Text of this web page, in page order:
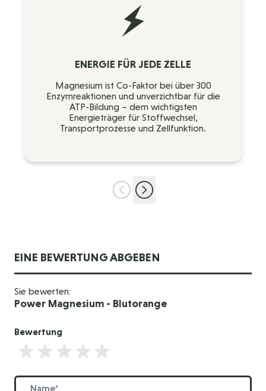
ENERGIE FÜR JEDE ZELLE
Magnesium ist Co-Faktor bei über 300
Enzymreaktionen und unverzichtbar für die
ATP-Bildung – dem wichtigsten
Energieträger für Stoffwechsel,
Transportprozesse und Zellfunktion.
EINE BEWERTUNG ABGEBEN
Sie bewerten:
Power Magnesium - Blutorange
Bewertung
Bewertung
Name